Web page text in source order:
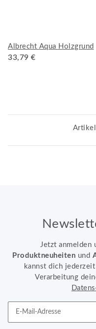
Albrecht Aqua Holzgrund
33,79 €
Jetzt anmelden
Produktneuheiten und
kannst dich
Verarbeitung